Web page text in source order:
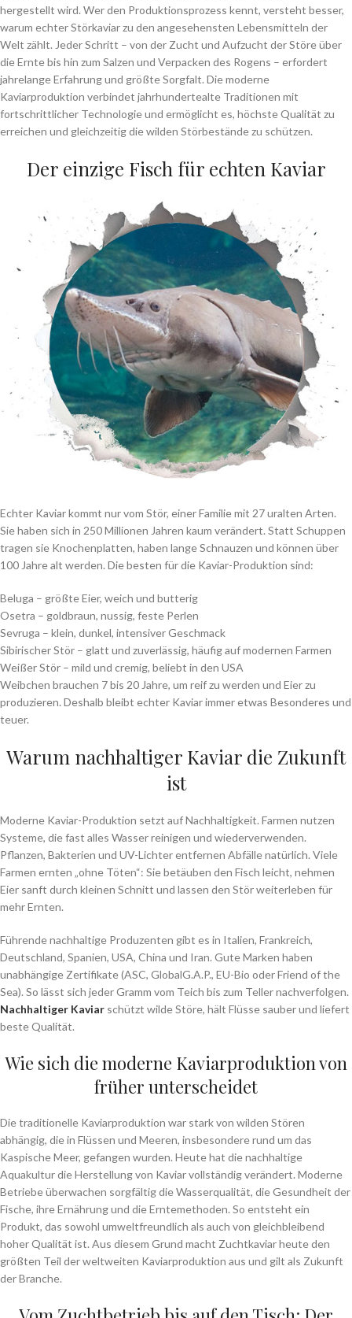
hergestellt wird. Wer den Produktionsprozess kennt, versteht besser,
warum echter Störkaviar zu den angesehensten Lebensmitteln der
Welt zählt. Jeder Schritt – von der Zucht und Aufzucht der Störe über
die Ernte bis hin zum Salzen und Verpacken des Rogens – erfordert
jahrelange Erfahrung und größte Sorgfalt. Die moderne
Kaviarproduktion verbindet jahrhundertealte Traditionen mit
fortschrittlicher Technologie und ermöglicht es, höchste Qualität zu
erreichen und gleichzeitig die wilden Störbestände zu schützen.
Der einzige Fisch für echten Kaviar
Echter Kaviar kommt nur vom Stör, einer Familie mit 27 uralten Arten.
Sie haben sich in 250 Millionen Jahren kaum verändert. Statt Schuppen
tragen sie Knochenplatten, haben lange Schnauzen und können über
100 Jahre alt werden. Die besten für die Kaviar-Produktion sind:
Beluga – größte Eier, weich und butterig
Osetra – goldbraun, nussig, feste Perlen
Sevruga – klein, dunkel, intensiver Geschmack
Sibirischer Stör – glatt und zuverlässig, häufig auf modernen Farmen
Weißer Stör – mild und cremig, beliebt in den USA
Weibchen brauchen 7 bis 20 Jahre, um reif zu werden und Eier zu
produzieren. Deshalb bleibt echter Kaviar immer etwas Besonderes und
teuer.
Warum nachhaltiger Kaviar die Zukunft
ist
Moderne Kaviar-Produktion setzt auf Nachhaltigkeit. Farmen nutzen
Systeme, die fast alles Wasser reinigen und wiederverwenden.
Pflanzen, Bakterien und UV-Lichter entfernen Abfälle natürlich. Viele
Farmen ernten „ohne Töten“: Sie betäuben den Fisch leicht, nehmen
Eier sanft durch kleinen Schnitt und lassen den Stör weiterleben für
mehr Ernten.
Führende nachhaltige Produzenten gibt es in Italien, Frankreich,
Deutschland, Spanien, USA, China und Iran. Gute Marken haben
unabhängige Zertifikate (ASC, GlobalG.A.P., EU-Bio oder Friend of the
Sea). So lässt sich jeder Gramm vom Teich bis zum Teller nachverfolgen.
Nachhaltiger Kaviar schützt wilde Störe, hält Flüsse sauber und liefert
beste Qualität.
Wie sich die moderne Kaviarproduktion von
früher unterscheidet
Die traditionelle Kaviarproduktion war stark von wilden Stören
abhängig, die in Flüssen und Meeren, insbesondere rund um das
Kaspische Meer, gefangen wurden. Heute hat die nachhaltige
Aquakultur die Herstellung von Kaviar vollständig verändert. Moderne
Betriebe überwachen sorgfältig die Wasserqualität, die Gesundheit der
Fische, ihre Ernährung und die Erntemethoden. So entsteht ein
Produkt, das sowohl umweltfreundlich als auch von gleichbleibend
hoher Qualität ist. Aus diesem Grund macht Zuchtkaviar heute den
größten Teil der weltweiten Kaviarproduktion aus und gilt als Zukunft
der Branche.